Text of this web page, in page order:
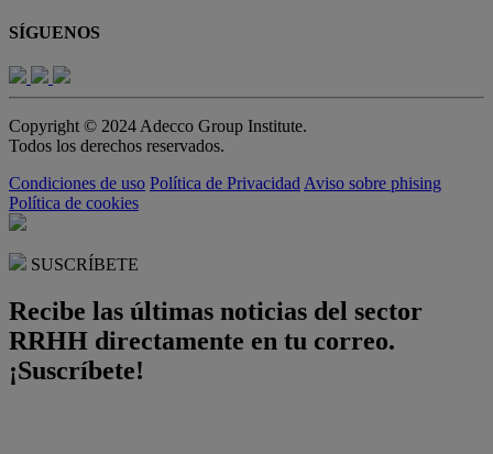
SÍGUENOS
Copyright © 2024 Adecco Group Institute.
Todos los derechos reservados.
Condiciones de uso Política de Privacidad Aviso sobre phising
Política de cookies
SUSCRÍBETE
Recibe las últimas noticias del sector
RRHH directamente en tu correo.
¡Suscríbete!